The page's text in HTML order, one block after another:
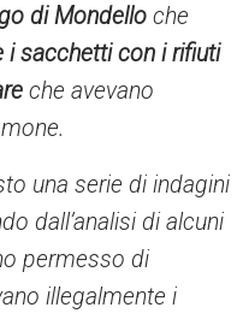
di Mondello che
i sacchetti con i rifiuti
che avevano
una serie di indagini
dall’analisi di alcuni
permesso di
illegalmente i